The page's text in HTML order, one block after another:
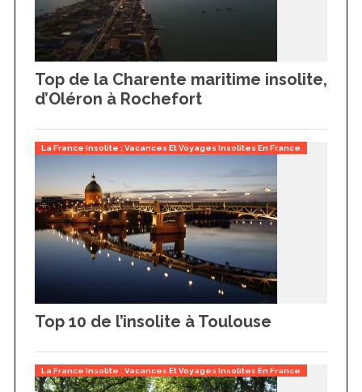
Top de la Charente maritime insolite,
d’Oléron à Rochefort
La France Insolite : Vacances Et Voyages Insolites En France
Top 10 de l’insolite à Toulouse
La France Insolite : Vacances Et Voyages Insolites En France